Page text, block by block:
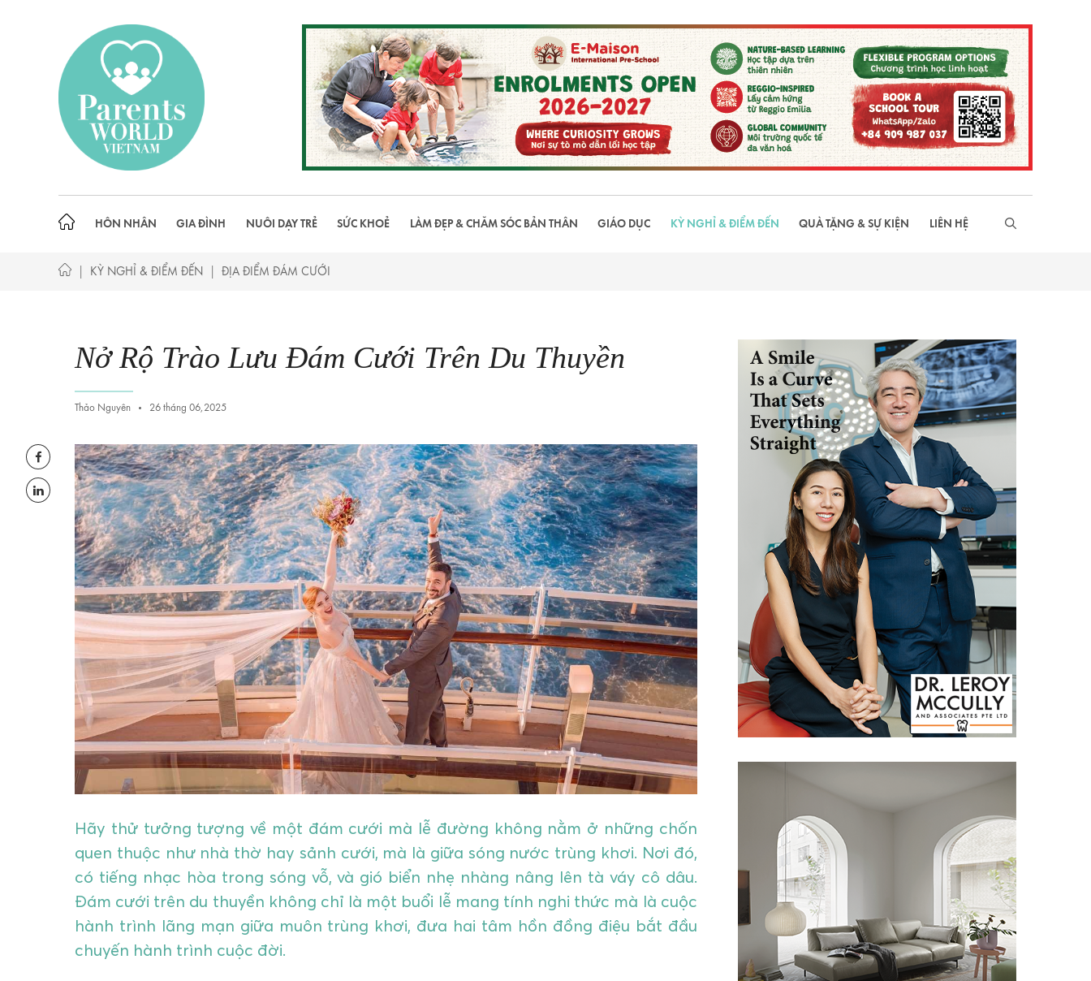
HÔN NHÂN GIA ĐÌNH NUÔI DẠY TRẺ SỨC KHOẺ LÀM ĐẸP & CHĂM SÓC BẢN THÂN GIÁO DỤC KỲ NGHỈ & ĐIỂM ĐẾN QUÀ TẶNG & SỰ KIỆN LIÊN HỆ
| KỲ NGHỈ & ĐIỂM ĐẾN | ĐỊA ĐIỂM ĐÁM CƯỚI
Nở Rộ Trào Lưu Đám Cưới Trên Du Thuyền
Thảo Nguyên 26 tháng 06,2025
Hãy thử tưởng tượng về một đám cưới mà lễ đường không nằm ở những chốn
quen thuộc như nhà thờ hay sảnh cưới, mà là giữa sóng nước trùng khơi. Nơi đó,
có tiếng nhạc hòa trong sóng vỗ, và gió biển nhẹ nhàng nâng lên tà váy cô dâu.
Đám cưới trên du thuyền không chỉ là một buổi lễ mang tính nghi thức mà là cuộc
hành trình lãng mạn giữa muôn trùng khơi, đưa hai tâm hồn đồng điệu bắt đầu
chuyến hành trình cuộc đời.